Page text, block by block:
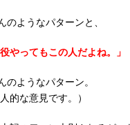
のようなパターンと、
やってもこの人だよね。」
のようなパターン。
的な意見です。）